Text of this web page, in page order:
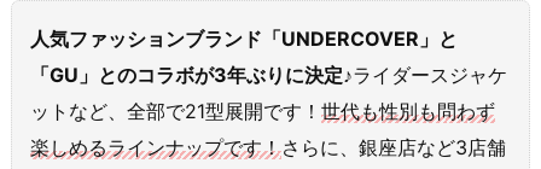
人気ファッションブランド「UNDERCOVER」と
「GU」とのコラボが3年ぶりに決定♪ライダースジャケ
ットなど、全部で21型展開です！ 世代も性別も問わず
楽しめるラインナップです！さらに、銀座店など3店舗